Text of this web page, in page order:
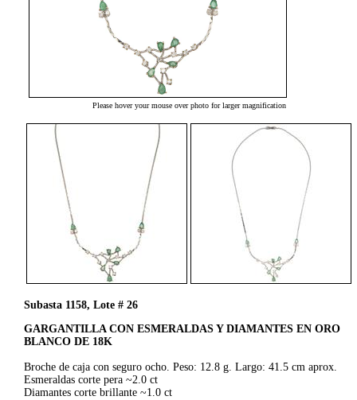
Please hover your mouse over photo for larger magnification
Subasta 1158, Lote # 26
GARGANTILLA CON ESMERALDAS Y DIAMANTES EN ORO
BLANCO DE 18K
Broche de caja con seguro ocho. Peso: 12.8 g. Largo: 41.5 cm aprox.
Esmeraldas corte pera ~2.0 ct
Diamantes corte brillante ~1.0 ct